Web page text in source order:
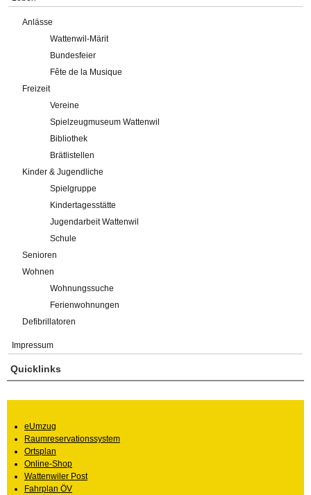
Anlässe
Wattenwil-Märit
Bundesfeier
Fête de la Musique
Freizeit
Vereine
Spielzeugmuseum Wattenwil
Bibliothek
Brätlistellen
Kinder & Jugendliche
Spielgruppe
Kindertagesstätte
Jugendarbeit Wattenwil
Schule
Senioren
Wohnen
Wohnungssuche
Ferienwohnungen
Defibrillatoren
Impressum
Quicklinks
eUmzug
Raumreservationssystem
Ortsplan
Online-Shop
Wattenwiler Post
Fahrplan ÖV